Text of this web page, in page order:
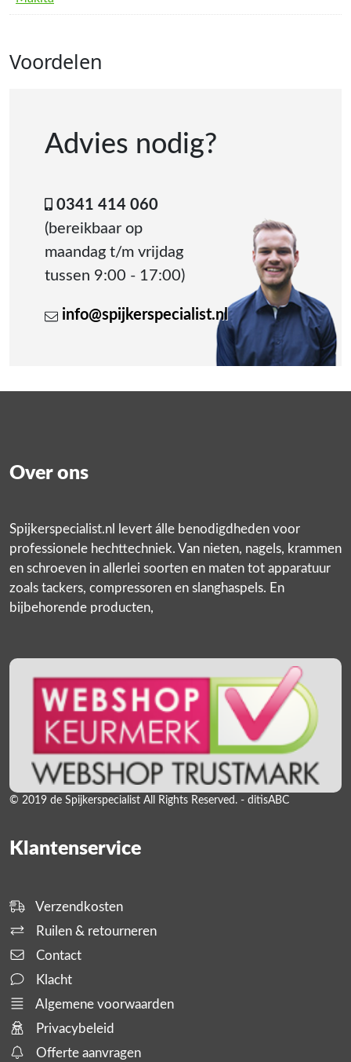
Voordelen
Advies nodig?
0341 414 060
(bereikbaar op
maandag t/m vrijdag
tussen 9:00 - 17:00)
info@spijkerspecialist.nl
Over ons
Spijkerspecialist.nl levert álle benodigdheden voor
professionele hechttechniek. Van nieten, nagels, krammen
en schroeven in allerlei soorten en maten tot apparatuur
zoals tackers, compressoren en slanghaspels. En
bijbehorende producten,
© 2019 de Spijkerspecialist All Rights Reserved. - ditisABC
Klantenservice
Verzendkosten
Ruilen & retourneren
Contact
Klacht
Algemene voorwaarden
Privacybeleid
Offerte aanvragen